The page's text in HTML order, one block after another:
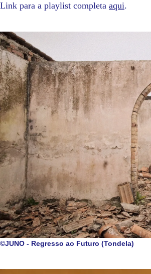
Link para a playlist completa aqui.
©JUNO - Regresso ao Futuro (Tondela)